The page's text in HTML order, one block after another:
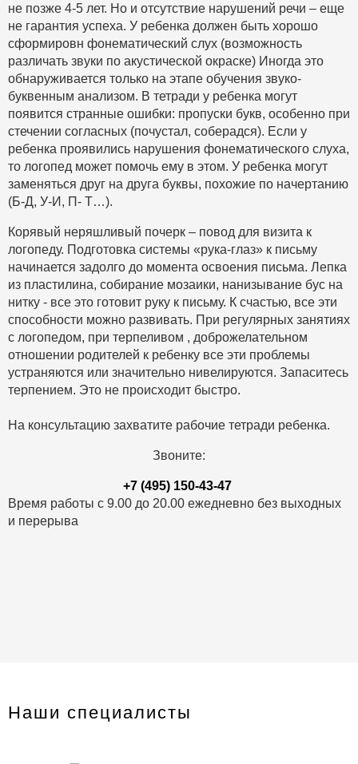
не позже 4-5 лет. Но и отсутствие нарушений речи – еще
не гарантия успеха. У ребенка должен быть хорошо
сформировн фонематический слух (возможность
различать звуки по акустической окраске) Иногда это
обнаруживается только на этапе обучения звуко-
буквенным анализом. В тетради у ребенка могут
появится странные ошибки: пропуски букв, особенно при
стечении согласных (почустал, соберадся). Если у
ребенка проявились нарушения фонематического слуха,
то логопед может помочь ему в этом. У ребенка могут
заменяться друг на друга буквы, похожие по начертанию
(Б-Д, У-И, П- Т…).
Корявый неряшливый почерк – повод для визита к
логопеду. Подготовка системы «рука-глаз» к письму
начинается задолго до момента освоения письма. Лепка
из пластилина, собирание мозаики, нанизывание бус на
нитку - все это готовит руку к письму. К счастью, все эти
способности можно развивать. При регулярных занятиях
с логопедом, при терпеливом , доброжелательном
отношении родителей к ребенку все эти проблемы
устраняются или значительно нивелируются. Запаситесь
терпением. Это не происходит быстро.
На консультацию захватите рабочие тетради ребенка.
Звоните:
+7 (495) 150-43-47
Время работы с 9.00 до 20.00 ежедневно без выходных
и перерыва
Наши специалисты